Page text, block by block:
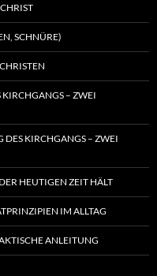
SCHNÜRE)
KIRCHGANGS – ZWEI
DES KIRCHGANGS – ZWEI
HEUTIGEN ZEIT HÄLT
IM ALLTAG
ANLEITUNG